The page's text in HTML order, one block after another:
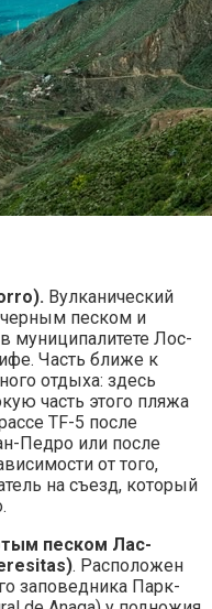
Вулканический
песком и
муниципалитете Лос-
Часть ближе к
отдыха: здесь
часть этого пляжа
TF-5 после
Педро или после
от того,
на съезд, который
песком Лас-
. Расположен
заповедника Парк-